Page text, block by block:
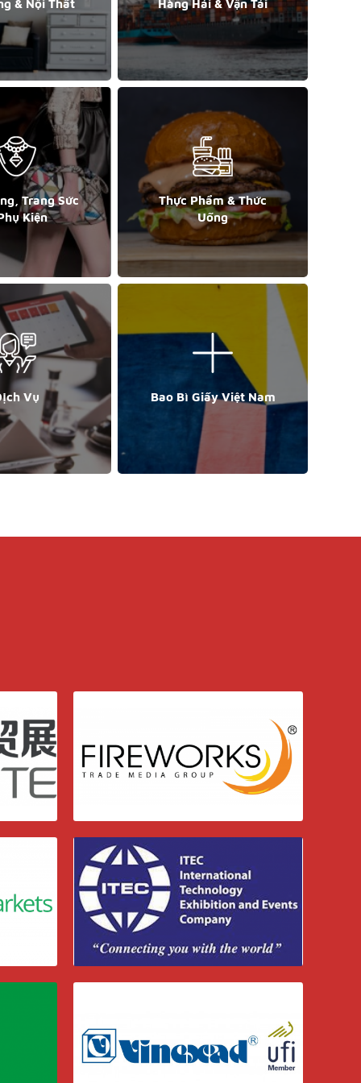
& Nội Thất Hàng Hải & Vận Tải
Trang Sức
Kiện
Thực Phẩm & Thức
Uống
Vụ Bao Bì Giấy Việt Nam